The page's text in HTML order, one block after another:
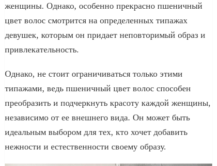
женщины. Однако, особенно прекрасно пшеничный
цвет волос смотрится на определенных типажах
девушек, которым он придает неповторимый образ и
привлекательность.
Однако, не стоит ограничиваться только этими
типажами, ведь пшеничный цвет волос способен
преобразить и подчеркнуть красоту каждой женщины,
независимо от ее внешнего вида. Он может быть
идеальным выбором для тех, кто хочет добавить
нежности и естественности своему образу.